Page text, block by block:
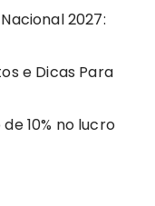
2027:
e Dicas Para
10% no lucro